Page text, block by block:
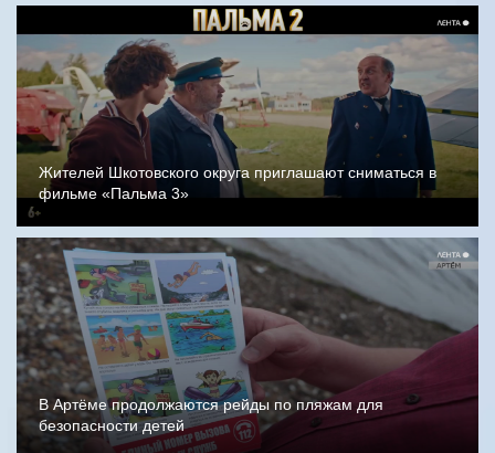
Жителей Шкотовского округа приглашают сниматься в
фильме «Пальма 3»
В Артёме продолжаются рейды по пляжам для
безопасности детей